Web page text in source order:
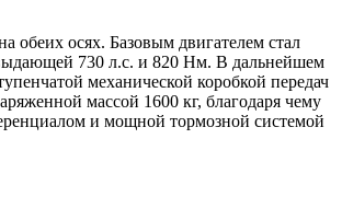
осях. Базовым двигателем стал
730 л.с. и 820 Нм. В дальнейшем
механической коробкой передач
массой 1600 кг, благодаря чему
и мощной тормозной системой